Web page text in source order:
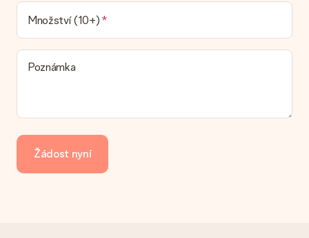
Jaké možnosti doručení si mohu vybrat?
V současné době není možné zvolit možnost doručení. Dárek,
který chcete objednat, je buď odeslán jako balíček nebo jako
doručování poštovní schránky. Chcete vědět, na kterou
možnost spadá vaše objednávka? Kontaktujte prosím náš
zákaznický servis.
Jak mohu zaplatit objednávku?
kartu, fakturu přes Klarna nebo ruční převod. V případě ručního
převodu platby prosím vezměte v úvahu dodací lhůtu 3 dny
navíc.
Množství (10+)
Poznámka
Žádost nyní